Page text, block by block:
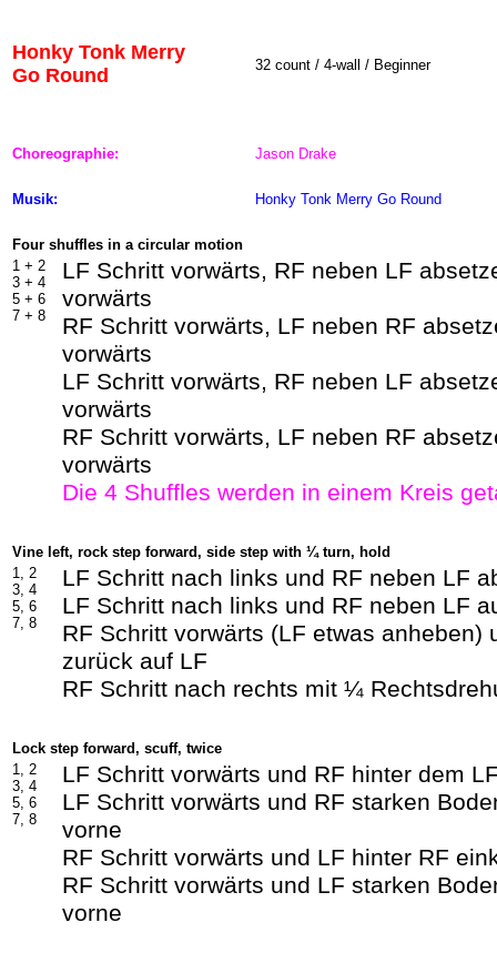
Honky Tonk Merry
Go Round
32 count / 4-wall / Beginner
Choreographie: Jason Drake
Musik: Honky Tonk Merry Go Round
Four shuffles in a circular motion
1 + 2
3 + 4
5 + 6
7 + 8
LF Schritt vorwärts, RF neben LF
vorwärts
RF Schritt vorwärts, LF neben RF
vorwärts
LF Schritt vorwärts, RF neben LF
vorwärts
RF Schritt vorwärts, LF neben RF
vorwärts
Die 4 Shuffles werden in einem Kreis
Vine left, rock step forward, side step with ¼ turn, hold
1, 2
3, 4
5, 6
7, 8
LF Schritt nach links und RF neben LF
LF Schritt nach links und RF neben LF
RF Schritt vorwärts (LF etwas anheben)
zurück auf LF
RF Schritt nach rechts mit ¼
Lock step forward, scuff, twice
1, 2
3, 4
5, 6
7, 8
LF Schritt vorwärts und RF hinter dem
LF Schritt vorwärts und RF starken
vorne
RF Schritt vorwärts und LF hinter RF
RF Schritt vorwärts und LF starken
vorne